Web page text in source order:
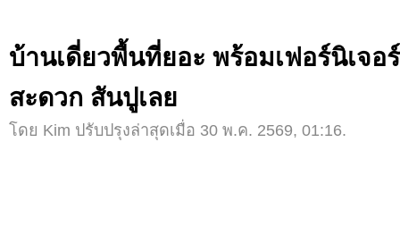
บ้านเดี่ยวพื้นที่ยอะ พร้อมเฟอร์นิเจอ
สะดวก สันปูเลย
โดย Kim ปรับปรุงล่าสุดเมื่อ 30 พ.ค. 2569, 01:16.